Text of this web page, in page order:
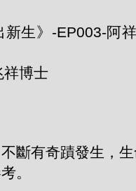
生》-EP003-阿
祥博士
斷有奇蹟發生，
。